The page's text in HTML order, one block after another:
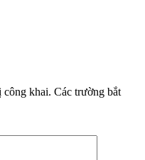
công khai. Các trường bắt